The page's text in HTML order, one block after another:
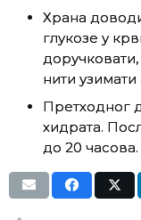
Храна
глукозе у
доручковати,
нити узимати
Претходног
хидрата.
до 20 часова.